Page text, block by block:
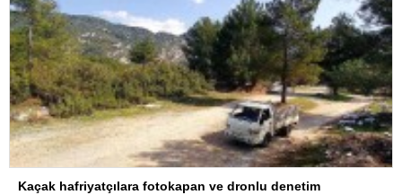
Kaçak hafriyatçılara fotokapan ve dronlu denetim